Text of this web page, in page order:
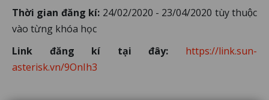
Thời gian đăng kí: 24/02/2020 - 23/04/2020 tùy thuộc
vào từng khóa học
Link đăng kí tại đây:
https://link.sun-
asterisk.vn/9OnIh3